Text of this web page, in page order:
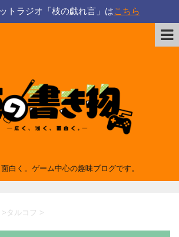
トラジオ「枝の戯れ言」はこちら
白く。ゲーム中心の趣味ブログです。
> タルコフ >